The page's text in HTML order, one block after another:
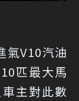
氣V10汽油
匹最大馬
主對此數